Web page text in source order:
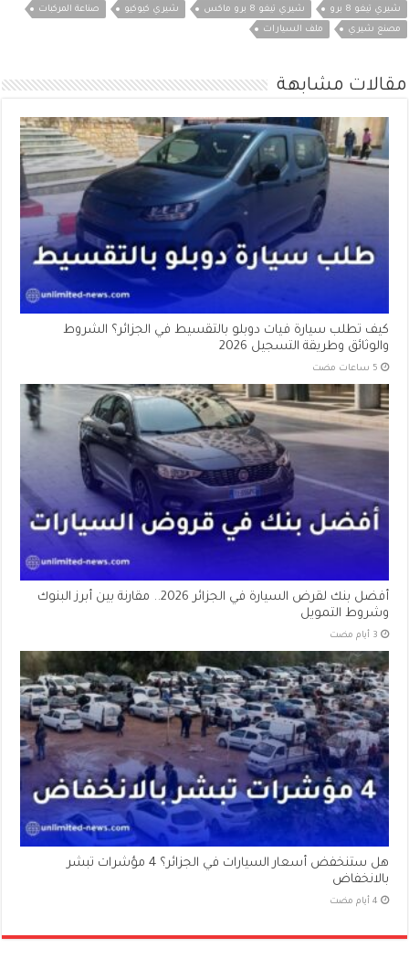
شيري تيغو 8 برو
شيري تيغو 8 برو ماكس شيري كيوكيو
صناعة المركبات
مصنع شيري
ملف السيارات
مقالات مشابهة
كيف تطلب سيارة فيات دوبلو بالتقسيط في الجزائر؟ الشروط
والوثائق وطريقة التسجيل 2026
أفضل بنك لقرض السيارة في الجزائر 2026.. مقارنة بين أبرز البنوك
وشروط التمويل
هل ستنخفض أسعار السيارات في الجزائر؟ 4 مؤشرات تبشر
بالانخفاض